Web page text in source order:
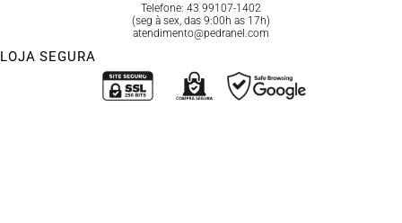
Telefone: 43 99107-1402
(seg à sex, das 9:00h as 17h)
atendimento@pedranel.com
LOJA SEGURA